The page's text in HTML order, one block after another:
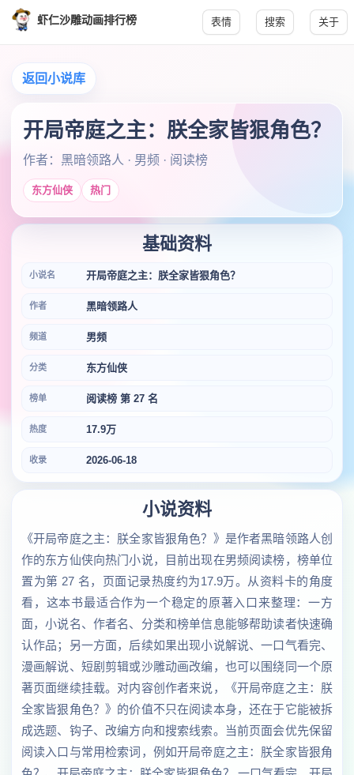
虾仁沙雕动画排行榜 表情 搜索 关于
返回小说库
开局帝庭之主：朕全家皆狠角色？
作者：黑暗领路人 · 男频 · 阅读榜
东方仙侠 热门
基础资料
小说名 开局帝庭之主：朕全家皆狠角色？
作者 黑暗领路人
频道 男频
分类 东方仙侠
榜单 阅读榜 第 27 名
热度 17.9万
收录 2026-06-18
小说资料
《开局帝庭之主：朕全家皆狠角色？》是作者黑暗领路人创
作的东方仙侠向热门小说，目前出现在男频阅读榜，榜单位
置为第 27 名，页面记录热度约为17.9万。从资料卡的角度
看，这本书最适合作为一个稳定的原著入口来整理：一方
面，小说名、作者名、分类和榜单信息能够帮助读者快速确
认作品；另一方面，后续如果出现小说解说、一口气看完、
漫画解说、短剧剪辑或沙雕动画改编，也可以围绕同一个原
著页面继续挂载。对内容创作者来说，《开局帝庭之主：朕
全家皆狠角色？》的价值不只在阅读本身，还在于它能被拆
成选题、钩子、改编方向和搜索线索。当前页面会优先保留
阅读入口与常用检索词，例如开局帝庭之主：朕全家皆狠角